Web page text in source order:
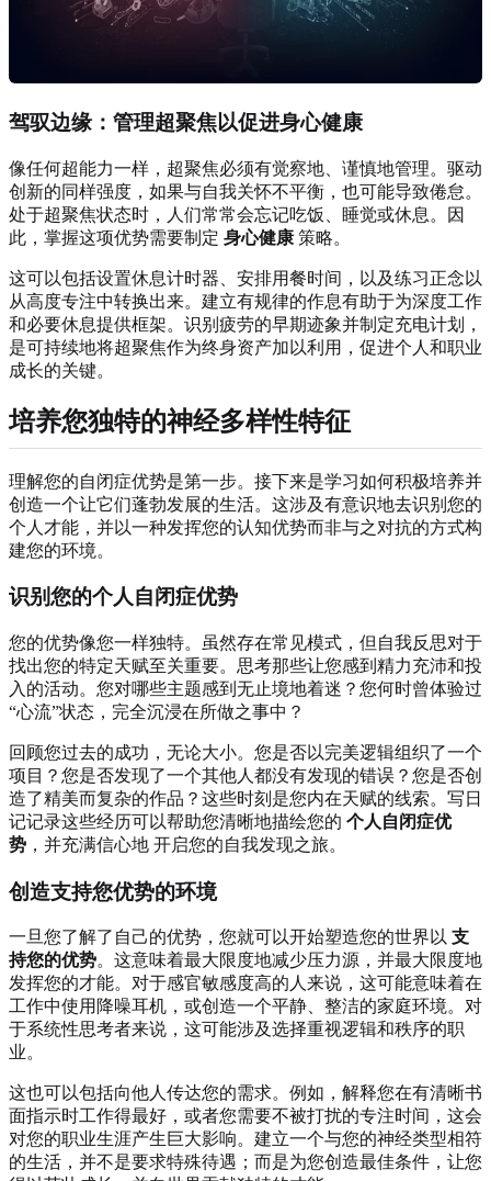
驾驭边缘：管理超聚焦以促进身心健康
像任何超能力一样，超聚焦必须有觉察地、谨慎地管理。驱动
创新的同样强度，如果与自我关怀不平衡，也可能导致倦怠。
处于超聚焦状态时，人们常常会忘记吃饭、睡觉或休息。因
此，掌握这项优势需要制定 身心健康 策略。
这可以包括设置休息计时器、安排用餐时间，以及练习正念以
从高度专注中转换出来。建立有规律的作息有助于为深度工作
和必要休息提供框架。识别疲劳的早期迹象并制定充电计划，
是可持续地将超聚焦作为终身资产加以利用，促进个人和职业
成长的关键。
培养您独特的神经多样性特征
理解您的自闭症优势是第一步。接下来是学习如何积极培养并
创造一个让它们蓬勃发展的生活。这涉及有意识地去识别您的
个人才能，并以一种发挥您的认知优势而非与之对抗的方式构
建您的环境。
识别您的个人自闭症优势
您的优势像您一样独特。虽然存在常见模式，但自我反思对于
找出您的特定天赋至关重要。思考那些让您感到精力充沛和投
入的活动。您对哪些主题感到无止境地着迷？您何时曾体验过
“心流”状态，完全沉浸在所做之事中？
回顾您过去的成功，无论大小。您是否以完美逻辑组织了一个
项目？您是否发现了一个其他人都没有发现的错误？您是否创
造了精美而复杂的作品？这些时刻是您内在天赋的线索。写日
记记录这些经历可以帮助您清晰地描绘您的 个人自闭症优
势 ，并充满信心地 开启您的自我发现之旅。
创造支持您优势的环境
一旦您了解了自己的优势，您就可以开始塑造您的世界以 支
持您的优势。这意味着最大限度地减少压力源，并最大限度地
发挥您的才能。对于感官敏感度高的人来说，这可能意味着在
工作中使用降噪耳机，或创造一个平静、整洁的家庭环境。对
于系统性思考者来说，这可能涉及选择重视逻辑和秩序的职
业。
这也可以包括向他人传达您的需求。例如，解释您在有清晰书
面指示时工作得最好，或者您需要不被打扰的专注时间，这会
对您的职业生涯产生巨大影响。建立一个与您的神经类型相符
的生活，并不是要求特殊待遇；而是为您创造最佳条件，让您